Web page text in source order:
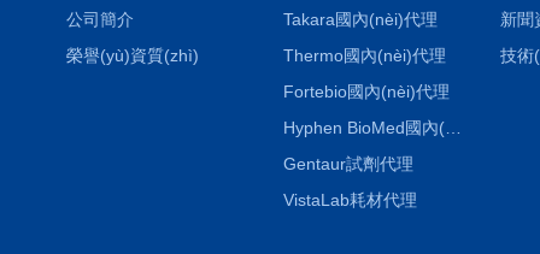
公司簡介
榮譽(yù)資質(zhì)
Takara國內(nèi)代理
Thermo國內(nèi)代理
Fortebio國內(nèi)代理
Hyphen BioMed國內(nèi)代理
Gentaur試劑代理
VistaLab耗材代理
新聞
技術